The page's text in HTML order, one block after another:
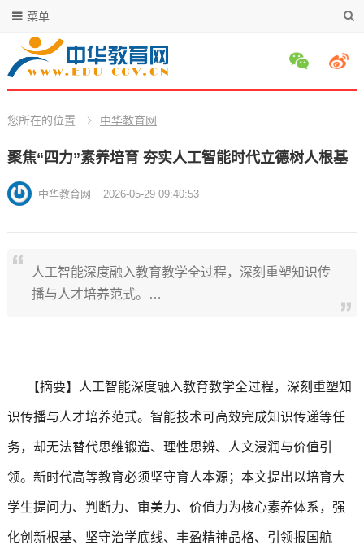
菜单
您所在的位置 中华教育网
聚焦“四力”素养培育 夯实人工智能时代立德树人根基
中华教育网 2026-05-29 09:40:53
人工智能深度融入教育教学全过程，深刻重塑知识传
播与人才培养范式。…
【摘要】人工智能深度融入教育教学全过程，深刻重塑知
识传播与人才培养范式。智能技术可高效完成知识传递等任
务，却无法替代思维锻造、理性思辨、人文浸润与价值引
领。新时代高等教育必须坚守育人本源；本文提出以培育大
学生提问力、判断力、审美力、价值力为核心素养体系，强
化创新根基、坚守治学底线、丰盈精神品格、引领报国航